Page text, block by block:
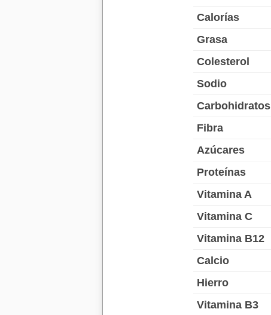
Calorías
Grasa
Colesterol
Sodio
Carbohidratos
Fibra
Azúcares
Proteínas
Vitamina A
Vitamina C
Vitamina B12
Calcio
Hierro
Vitamina B3